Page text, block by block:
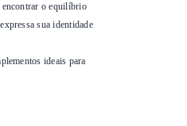
encontrar o equilíbrio
sua identidade
ideais para